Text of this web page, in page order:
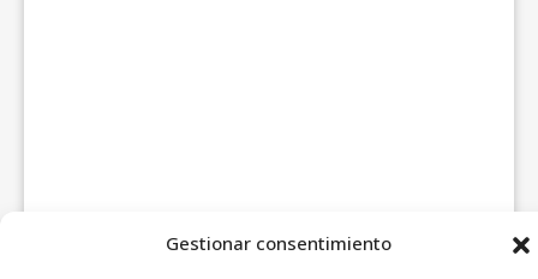
Gestionar consentimiento